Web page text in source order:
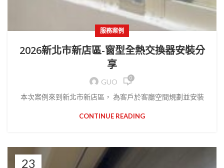
服務案例
2026新北市新店區-窗型全熱交換器安裝分
享
GUO 0
本次案例來到新北市新店區， 為客戶於客廳空間規劃並安裝
CONTINUE READING
23